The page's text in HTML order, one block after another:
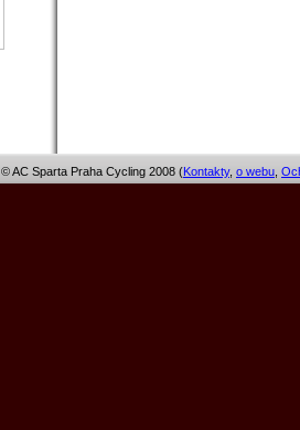
© AC Sparta Praha Cycling 2008 (Kontakty, o webu